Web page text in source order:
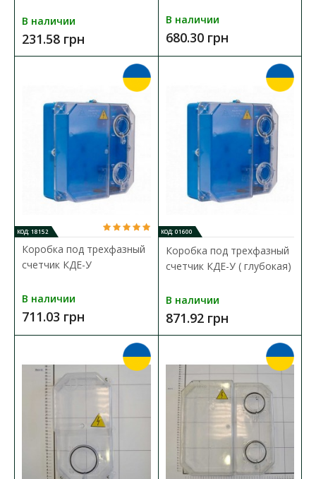
Коробка под одно- трехфазный счетчик DOT.3-1В
НИК
В наличии
Коробка для счетчика предназначена для наружной
установки однофазных счетчиков электрической энергии..
501.27 грн
В КОРЗИНУ
В сравнения
В закладки
В наличии
231.58 грн
В наличии
680.30 грн
КОД: 18152
Коробка под трехфазный
счетчик КДЕ-У
В наличии
711.03 грн
КОД: 01600
Коробка под трехфазный
счетчик КДЕ-У ( глубокая)
В наличии
871.92 грн